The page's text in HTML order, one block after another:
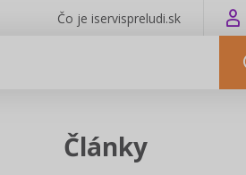
Čo je iservispreludi.sk
Články